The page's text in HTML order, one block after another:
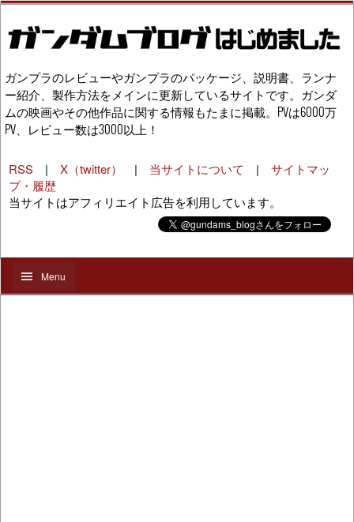
ガンプラのレビューやガンプラのパッケージ、説明書、ランナ
ー紹介、製作方法をメインに更新しているサイトです。ガンダ
ムの映画やその他作品に関する情報もたまに掲載。PVは6000万
PV、レビュー数は3000以上！
RSS | X（twitter） | 当サイトについて | サイトマッ
プ・履歴
当サイトはアフィリエイト広告を利用しています。
Menu